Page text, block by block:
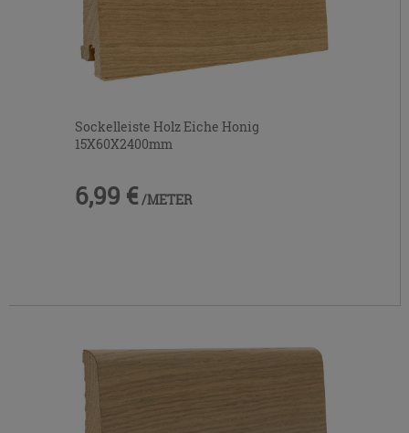
Sockelleiste Holz Eiche Honig
15X60X2400mm
6,99 € /METER